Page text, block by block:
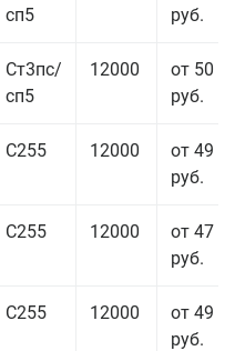
сп5
руб.
Ст3пс/
сп5
12000
от 50
руб.
С255 12000
от 49
руб.
С255 12000
от 47
руб.
С255 12000
от 49
руб.